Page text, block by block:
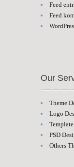
Feed
Feed
Our
Theme
Logo
PSD
Others